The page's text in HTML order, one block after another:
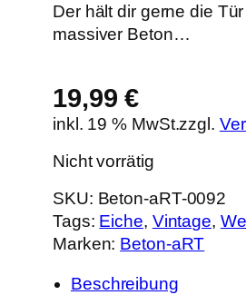
Der hält dir gerne die
massiver Beton…
19,99€
inkl. 19 % MwSt.zzgl.
Nicht vorrätig
SKU: Beton-aRT-0092
Tags: Eiche, Vintage,
Marken: Beton-aRT
Beschreibung